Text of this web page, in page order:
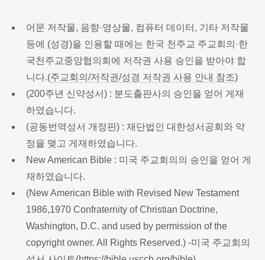
어문 저작물, 음향·영상물, 컴퓨터 데이터, 기타 저작물
등에 (성경)을 인용할 때에는 한국 천주교 주교회의·한
국천주교중앙협의회에 저작권 사용 승인을 받아야 합
니다.(주교회의/저작권/성경 저작권 사용 안내 참조)
(200주년 신약성서) : 분도출판사의 승인을 얻어 게재
하였습니다.
(공동번역성서 개정판) : 재단법인 대한성서공회와 약
정을 맺고 게재하였습니다.
New American Bible : 미국 주교회의의 승인을 얻어 게
재하였습니다.
(New American Bible with Revised New Testament
1986,1970 Confraternity of Christian Doctrine,
Washington, D.C. and used by permission of the
copyright owner. All Rights Reserved.) -미국 주교회의